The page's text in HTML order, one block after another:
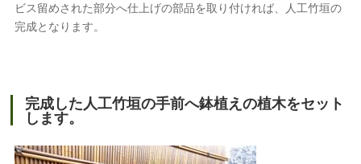
ビス留めされた部分へ仕上げの部品を取り付ければ、人工竹垣の
完成となります。
完成した人工竹垣の手前へ鉢植えの植木をセット
します。